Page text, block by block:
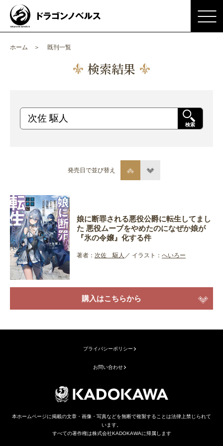
ホーム 既刊一覧
検索結果
検索
発売日で並び替え
娘に断罪される悪役公爵に転生してまし
た 悪役ムーブをやめたのになぜか娘が
『氷の令嬢』化する件
著者： 次佐 駆人 イラスト： へいろー
購入はこちらから
プライバシーポリシー
お問い合わせ
本ホームページに掲載の文章・画像・写真などを無断で複製することは法律上禁じられて
います。
すべての著作権は株式会社KADOKAWAに帰属します